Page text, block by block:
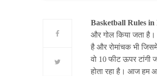
Basketball Rules
और गोल किया जता है।
है और रोमांचक भी
वो 10 फीट ऊपर टांगी
होता रहा है। आज हम